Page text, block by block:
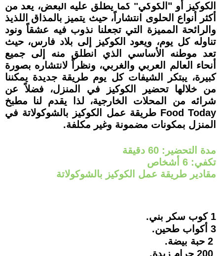
الكوكيز أو "الكوكي" كما يطلق عليه البعض، يعد من
أكثر أنواع الحلوى انتشاراً، حيث يتميز بالمذاق اللذيذ
والرائحة المميزة التي تجعلنا نذوب فيه عشقاً ونود
تناوله كل يوم، ويعود الكوكيز إلى بلاد فارس، حيث
تعد موطنه الأساسي الذي انطلق منه إلى جميع
أنحاء العالم العربي والغربي، ونظراً لانتشاره بصورة
كبيرة، يبتكر الشيفات كل يوم طريقة جديدة يمكننا
من خلالها تحضير الكوكيز في المنزل، فضلاً عن
شرائه من المحلات الخارجية، لذا يقدم لنا مطبخ
Food Today طريقة عمل الكوكيز بالشوكولاتة في
المنزل بمكونات مضمونة وغير مكلفة.
مدة التحضير: 60 دقيقة
تكفي: 6 أشخاص
مقادير طريقة عمل الكوكيز بالشوكولاتة
1 كوب سكر بني.
3 أكواب طحين.